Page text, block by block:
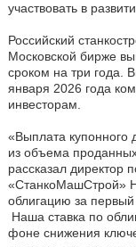
участвовать в
Российский
Московской бирже
сроком на три года.
января 2026 года
инвесторам.
«Выплата купонного
из объема
рассказал директор
«СтанкоМашСтрой»
облигацию за
Наша ставка по
фоне снижения